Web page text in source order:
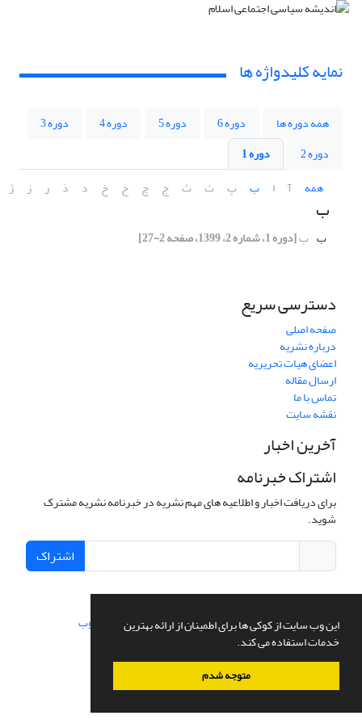
این وب سایت از کوکی ها برای اطمینان از ارائه بهترین
خدمات استفاده می کند.
متوجه شدم
نمایه کلیدواژه ها
همه دوره ها دوره 6 دوره 5 دوره 4
دوره 3
دوره 2
دوره 1
همه
آ ا ب پ ت ث ج چ ح خ د ذ ر ز ژ
ب
ب ب[دوره 1، شماره 2، 1399، صفحه 2-27]
دسترسی سریع
صفحه اصلی
درباره نشریه
اعضای هیات تحریریه
ارسال مقاله
تماس با ما
نقشه سایت
آخرین اخبار
اشتراک خبرنامه
برای دریافت اخبار و اطلاعیه های مهم نشریه در خبرنامه نشریه مشترک
شوید.
اشتراک
سامانه مدیریت نشریات علمی.طراحی و پیاده سازی از سیناوب